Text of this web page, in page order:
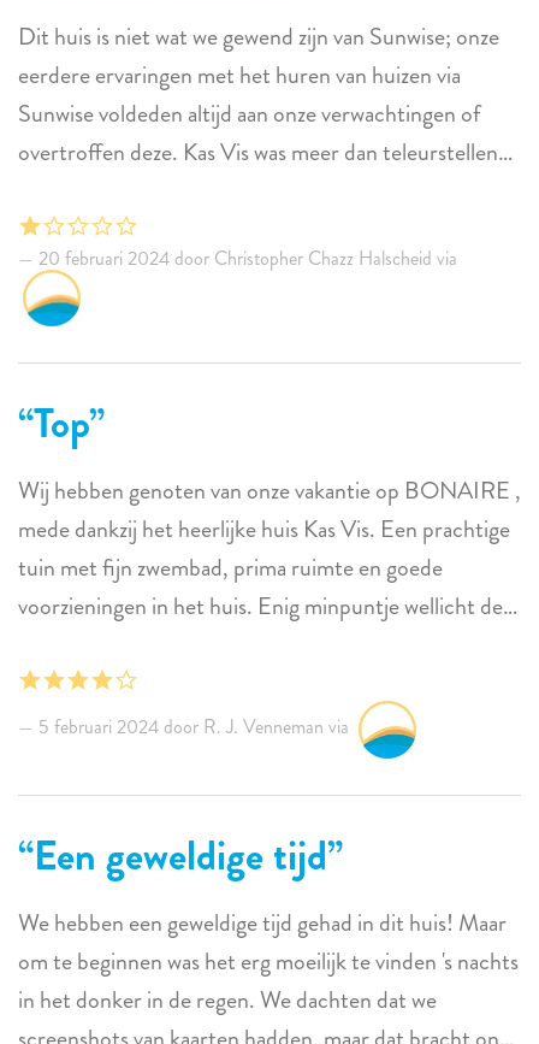
Dit huis is niet wat we gewend zijn van Sunwise; onze
eerdere ervaringen met het huren van huizen via
Sunwise voldeden altijd aan onze verwachtingen of
overtroffen deze. Kas Vis was meer dan teleurstellend;
eigenaren van deze accommodatie er niet in
investeren, maar het belangrijkste is dat deze
accommodatie extreem gevaarlijk is, vooral voor
tegel is ongeschikt als vloer en wordt meestal alleen op
douchewanden gelegd. Meer specifiek heeft de tegel
geen slijtvastheid of tractie, waardoor het extreem
gevaarlijk is als het nat is. We hadden zelfs twee
afzonderlijke incidenten waarbij twee personen in ons
gezelschap uitgleden over de vloer, met verwondingen
gevaarlijke omstandigheden moesten we dekens
leggen op alle plaatsen waar gelopen werd om verder
uitglijden te voorkomen. Een van de wandunits van de
airconditioning was kapot en onze gasten moesten
twee dagen zonder koele lucht slapen tot de unit werd
vervangen. Een van de kranen in de grote slaapkamer
druppelde en de gootsteen liep niet goed leeg,
waardoor de gootsteen halfvol was. Hoewel er een
wasmachine is, is er geen droger. Je bent verplicht om
20 februari 2024 door Christopher Chazz Halscheid via
Top
Wij hebben genoten van onze vakantie op BONAIRE ,
mede dankzij het heerlijke huis Kas Vis. Een prachtige
tuin met fijn zwembad, prima ruimte en goede
voorzieningen in het huis. Enig minpuntje wellicht de
Kortom iets met plezier om op terug te kijken.
5 februari 2024 door R. J. Venneman via
Een geweldige tijd
We hebben een geweldige tijd gehad in dit huis! Maar
om te beginnen was het erg moeilijk te vinden 's nachts
in het donker in de regen. We dachten dat we